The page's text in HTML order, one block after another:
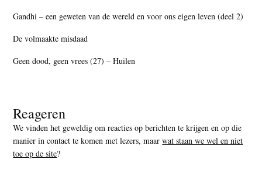
Gandhi – een geweten van de wereld en voor ons eigen leven (deel 2)
De volmaakte misdaad
Geen dood, geen vrees (27) – Huilen
Reageren
We vinden het geweldig om reacties op berichten te krijgen en op die
manier in contact te komen met lezers, maarwat staan we wel en niet
toe op de site?